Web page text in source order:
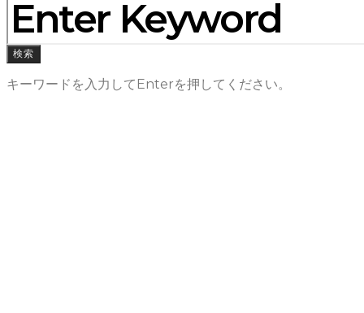
検索
キーワードを入力してEnterを押してください。